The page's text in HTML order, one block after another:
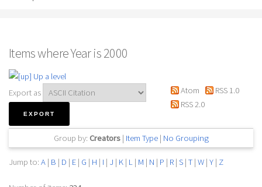
Items where Year is 2000
Up a level
Export as
Atom
RSS 1.0
RSS 2.0
Group by: Creators| Item Type| No Grouping
Jump to: A| B | D | E| G | H | I | J | K| L| M | N | P | R| S| T| W| Y| Z